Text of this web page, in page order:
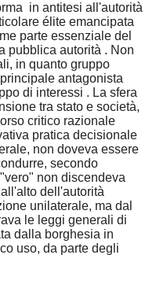
in antitesi all'autorità
élite emancipata
parte essenziale del
pubblica autorità . Non
in quanto gruppo
antagonista
di interessi . La sfera
tra stato e società,
critico razionale
pratica decisionale
non doveva essere
secondo
non discendeva
dell'autorità
unilaterale, ma dal
le leggi generali di
dalla borghesia in
uso, da parte degli